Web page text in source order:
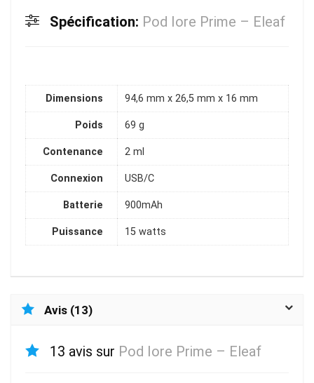
Spécification: Pod Iore Prime – Eleaf
Dimensions 94,6 mm x 26,5 mm x 16 mm
Poids 69 g
Contenance 2 ml
Connexion USB/C
Batterie 900mAh
Puissance 15 watts
Avis (13)
13 avis sur Pod Iore Prime – Eleaf